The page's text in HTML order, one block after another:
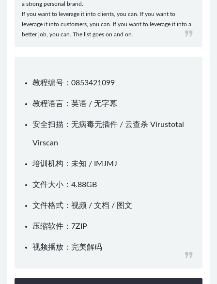
a strong personal brand.
If you want to leverage it into clients, you can. If you want to
leverage it into customers, you can. If you want to leverage it into a
better job, you can. The list goes on and on.
教程编号：0853421099
教程语言：英语 / 无字幕
安全扫描：无病毒无插件 / 云查杀 Virustotal
Virscan
培训机构：未知 / IMJMJ
文件大小：4.88GB
文件格式：视频 / 文档 / 图文
压缩软件： 7ZIP
视频播放： 完美解码